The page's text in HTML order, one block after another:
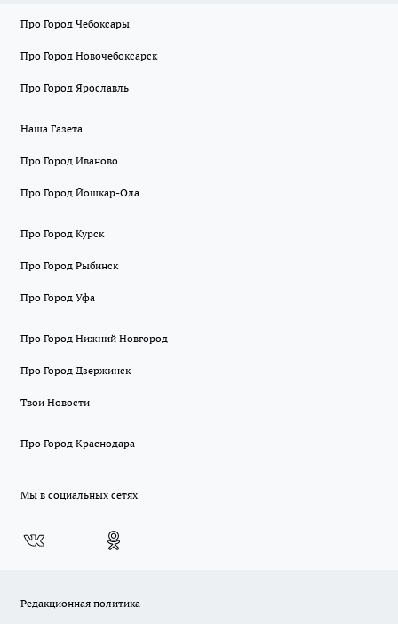
Про Город Чебоксары
Про Город Новочебоксарск
Про Город Ярославль
Наша Газета
Про Город Иваново
Про Город Йошкар-Ола
Про Город Курск
Про Город Рыбинск
Про Город Уфа
Про Город Нижний Новгород
Про Город Дзержинск
Твои Новости
Про Город Краснодара
Мы в социальных сетях
Редакционная политика